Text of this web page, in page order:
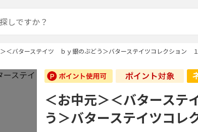
＜バターステイツ ｂｙ銀のぶどう＞バターステイツコレクション
＜お中元＞＜バタース
う＞バターステイツコ